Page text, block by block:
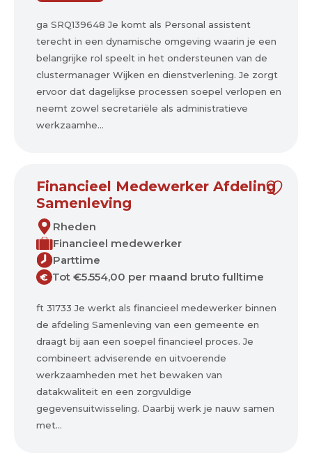
ga SRQ139648 Je komt als Personal assistent
terecht in een dynamische omgeving waarin je een
belangrijke rol speelt in het ondersteunen van de
clustermanager Wijken en dienstverlening. Je zorgt
ervoor dat dagelijkse processen soepel verlopen en
neemt zowel secretariële als administratieve
werkzaamhe...
Financieel Medewerker Afdeling
Samenleving
Rheden
Financieel medewerker
Parttime
€ Tot €5.554,00 per maand bruto fulltime
ft 31733 Je werkt als financieel medewerker binnen
de afdeling Samenleving van een gemeente en
draagt bij aan een soepel financieel proces. Je
combineert adviserende en uitvoerende
werkzaamheden met het bewaken van
datakwaliteit en een zorgvuldige
gegevensuitwisseling. Daarbij werk je nauw samen
met...